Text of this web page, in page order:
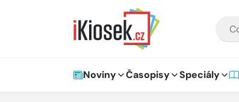
Hlavní navigace
Noviny Časopisy Speciály